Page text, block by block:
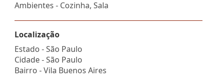
Ambientes - Cozinha, Sala
Localização
Estado -São Paulo
Cidade -São Paulo
Bairro -Vila Buenos Aires